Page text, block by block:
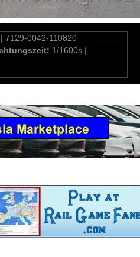
| 7129-0042-110820
1/1600s |